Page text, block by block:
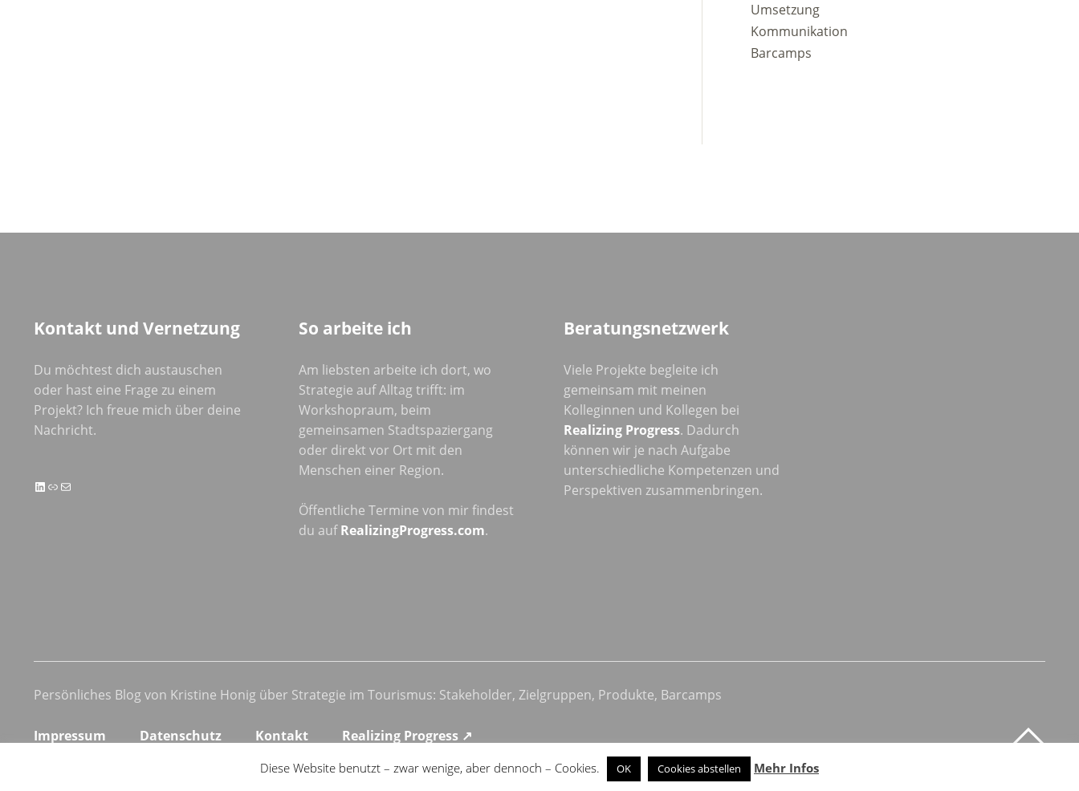
Umsetzung
Kommunikation
Barcamps
Kontakt und Vernetzung
Du möchtest dich austauschen
oder hast eine Frage zu einem
Projekt? Ich freue mich über deine
Nachricht.
LinkedIn
LinkE-Mail
So arbeite ich
Am liebsten arbeite ich dort, wo
Strategie auf Alltag trifft: im
Workshopraum, beim
gemeinsamen Stadtspaziergang
oder direkt vor Ort mit den
Menschen einer Region.
Öffentliche Termine von mir findest
du aufRealizingProgress.com.
Beratungsnetzwerk
Viele Projekte begleite ich
gemeinsam mit meinen
Kolleginnen und Kollegen bei
Realizing Progress. Dadurch
können wir je nach Aufgabe
unterschiedliche Kompetenzen und
Perspektiven zusammenbringen.
Persönliches Blog von Kristine Honig über Strategie im Tourismus: Stakeholder, Zielgruppen, Produkte, Barcamps
Impressum Datenschutz Kontakt Realizing Progress ↗
Diese Website benutzt – zwar wenige, aber dennoch – Cookies. OK Cookies abstellen Mehr Infos